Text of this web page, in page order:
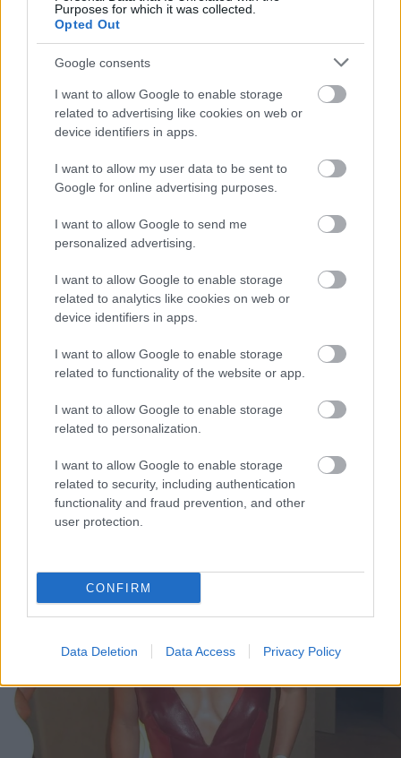
Purposes for which it was collected.
Opted Out
Google consents
I want to allow Google to enable storage
related to advertising like cookies on web or
device identifiers in apps.
I want to allow my user data to be sent to
Google for online advertising purposes.
I want to allow Google to send me
personalized advertising.
I want to allow Google to enable storage
related to analytics like cookies on web or
device identifiers in apps.
I want to allow Google to enable storage
related to functionality of the website or app.
I want to allow Google to enable storage
related to personalization.
I want to allow Google to enable storage
related to security, including authentication
functionality and fraud prevention, and other
user protection.
CONFIRM
Data Deletion Data Access Privacy Policy
Instagram/@sofiagrainge
Karamell barna
A karamell barna olyan hajszín, amely két trendet
ötvöz magában, összehozza a mély barnák fényét
és a réz árnyalatok melegségét. Az erős arany
karamell tónusokat mély, közép-barna alappal
a világos színek fenntartásával járó gondokba
ütközne. Ez az árnyalat különösen jól áll a világos
olíva bőrtónusúaknak, mivel kiemeli a bőr
természetes melegét és fiatalos ragyogást biztosít.